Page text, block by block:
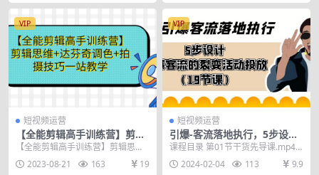
VIP
短视频运营
【全能剪辑高手训练营】剪辑
思维+达芬奇调色+拍摄技巧一
【全能剪辑高手训练营】剪辑思维
+达芬奇调色+拍摄技巧一站教学 建
立完整剪辑思维体...
2023-08-21 163 19
VIP
短视频运营
引爆-客流落地执行，5步设计
引爆客流的裂变活动投放（19
课程目录 第01节干货先导课.mp4
第02节如何领取包邮到家的落地教
材.mp4...
2024-02-04 113 9.9